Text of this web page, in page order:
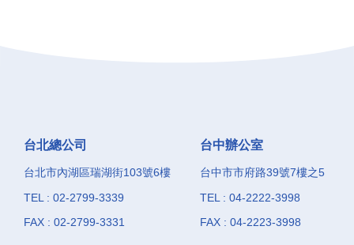
台北總公司
台北市內湖區瑞湖街103號6樓
TEL : 02-2799-3339
FAX : 02-2799-3331
台中辦公室
台中市市府路39號7樓之5
TEL : 04-2222-3998
FAX : 04-2223-3998